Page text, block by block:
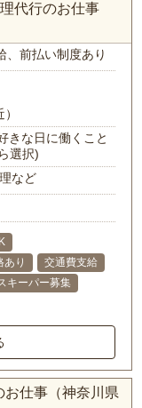
代行のお仕事
、前払い制度あり
きな日に働くこと
選択)
など
あり
交通費支給
キーパー募集
お仕事（神奈川県